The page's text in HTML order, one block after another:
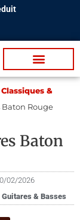
&
Baton Rouge
Baton
02/2026
Gui­tares & Basses